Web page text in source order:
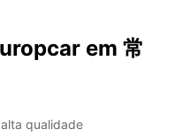
em 常
qualidade